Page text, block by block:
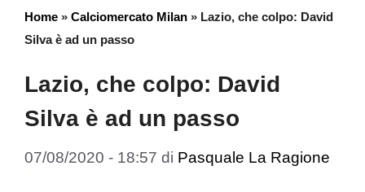
Home » Calciomercato Milan » Lazio, che colpo: David
Silva è ad un passo
Lazio, che colpo: David
Silva è ad un passo
07/08/2020 - 18:57 di Pasquale La Ragione